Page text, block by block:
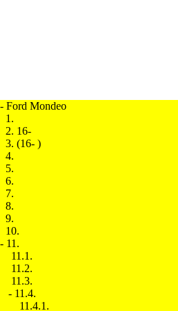
- Ford Mondeo
1.
2. 16-
3. (16- )
4.
5.
6.
7.
8.
9.
10.
- 11.
11.1.
11.2.
11.3.
- 11.4.
11.4.1.